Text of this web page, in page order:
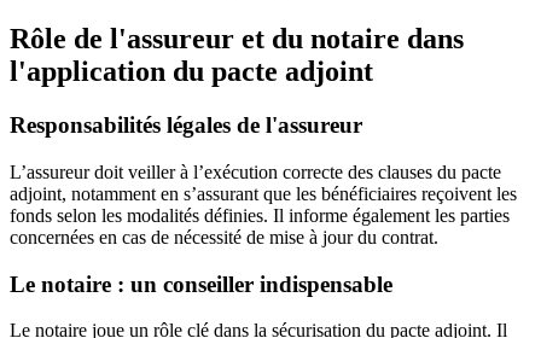
Rôle de l'assureur et du notaire dans
l'application du pacte adjoint
Responsabilités légales de l'assureur
L’assureur doit veiller à l’exécution correcte des clauses du pacte
adjoint, notamment en s’assurant que les bénéficiaires reçoivent les
fonds selon les modalités définies. Il informe également les parties
concernées en cas de nécessité de mise à jour du contrat.
Le notaire : un conseiller indispensable
Le notaire joue un rôle clé dans la sécurisation du pacte adjoint. Il